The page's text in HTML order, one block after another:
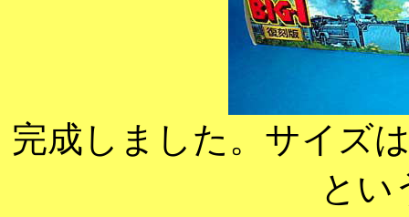
完成しました。サイズ
とい